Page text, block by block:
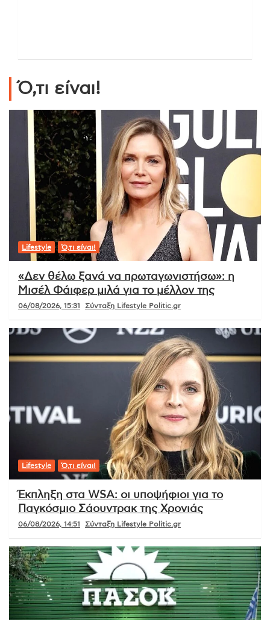
Ό,τι είναι!
Lifestyle Ό,τι είναι!
«Δεν θέλω ξανά να πρωταγωνιστήσω»: η
Μισέλ Φάιφερ μιλά για το μέλλον της
06/08/2026, 15:31 Σύνταξη Lifestyle Politic.gr
Lifestyle Ό,τι είναι!
Έκπληξη στα WSA: οι υποψήφιοι για το
Παγκόσμιο Σάουντρακ της Χρονιάς
06/08/2026, 14:51 Σύνταξη Lifestyle Politic.gr